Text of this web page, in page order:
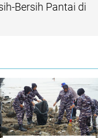
Bersih Pantai di